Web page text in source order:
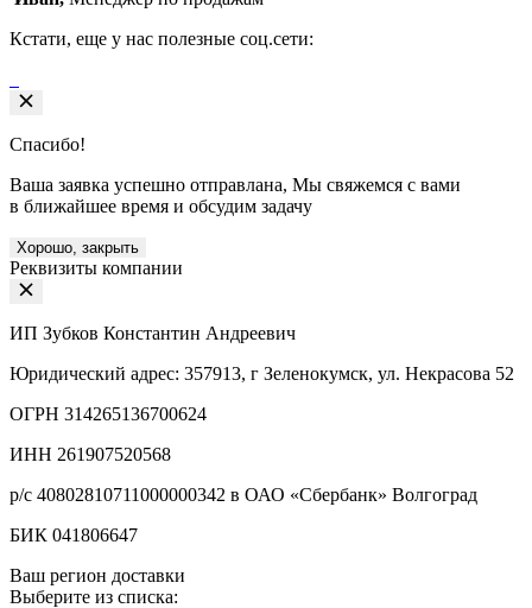
Кстати, еще у нас полезные соц.сети:
Спасибо!
Ваша заявка успешно отправлана, Мы свяжемся с вами
в ближайшее время и обсудим задачу
Хорошо, закрыть
Реквизиты компании
ИП Зубков Константин Андреевич
Юридический адрес: 357913, г Зеленокумск, ул. Некрасова 52
ОГРН 314265136700624
ИНН 261907520568
р/с 40802810711000000342 в ОАО «Сбербанк» Волгоград
БИК 041806647
Ваш регион доставки
Выберите из списка: